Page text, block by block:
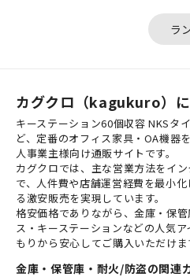
ラ
カグクロ（kagukuro）
キーステーション60個収容 NKSタ
ど、定番のオフィス家具・OA機器
人事業主様向け通販サイトです。
カグクロでは、主な営業方法をイ
で、人件費や店舗運営経費を最小
る激安販売を実現しています。
格安価格でありながら、金庫・保
ス・キーステーションなどの人気
もりから安心してご購入いただけま
金庫・保管庫・耐火/防盗の関連